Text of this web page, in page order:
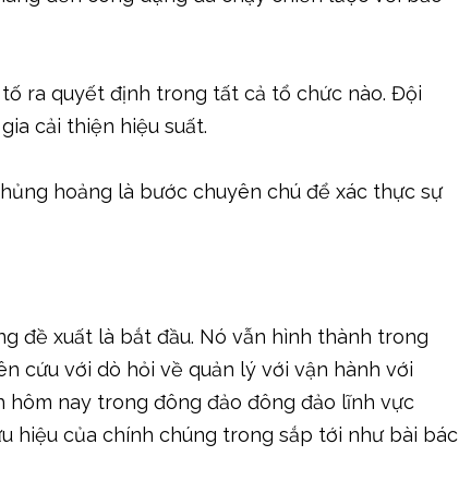
ra quyết định trong tất cả tổ chức nào. Đội
cải thiện hiệu suất.
hoảng là bước chuyên chú để xác thực sự
đề xuất là bắt đầu. Nó vẫn hình thành trong
cứu với dò hỏi về quản lý với vận hành với
nay trong đông đảo đông đảo lĩnh vực
hiệu của chính chúng trong sắp tới như bài bác